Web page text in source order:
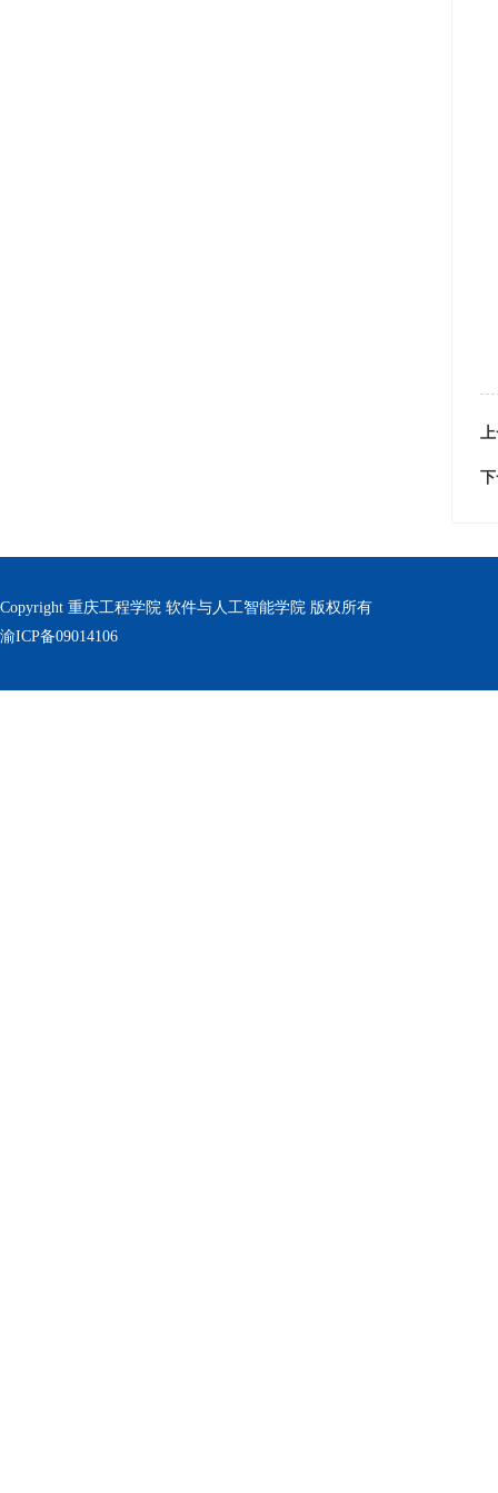
Copyright 重庆工程学院 软件与人工智能学院 版权所有
渝ICP备09014106